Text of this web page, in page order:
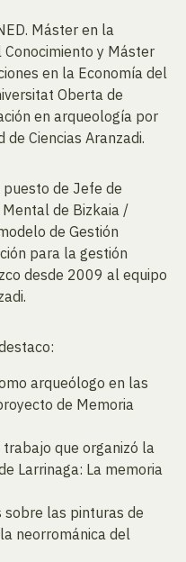
Máster en la
y Máster
en la Economía del
Oberta de
en arqueología por
de Ciencias Aranzadi.
de Jefe de
de Bizkaia /
de Gestión
para la gestión
desde 2009 al equipo
arqueólogo en las
de Memoria
que organizó la
Larrinaga: La memoria
las pinturas de
neorrománica del